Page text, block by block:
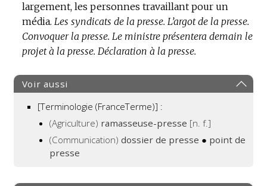
largement, les personnes travaillant pour un
média. Les syndicats de la presse. L’argot de la presse.
Convoquer la presse. Le ministre présentera demain le
projet à la presse. Déclaration à la presse.
Voir aussi
[Terminologie (FranceTerme)] :
(Agriculture) ramasseuse-presse [n. f.]
(Communication)dossier de presse ● point de
presse